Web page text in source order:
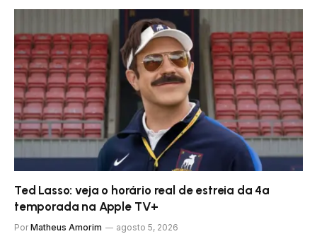
Ted Lasso: veja o horário real de estreia da 4ª
temporada na Apple TV+
Por Matheus Amorim agosto 5, 2026